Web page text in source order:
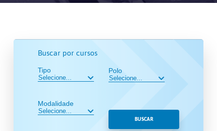
Buscar por cursos
Tipo
Modalidade
Polo
BUSCAR